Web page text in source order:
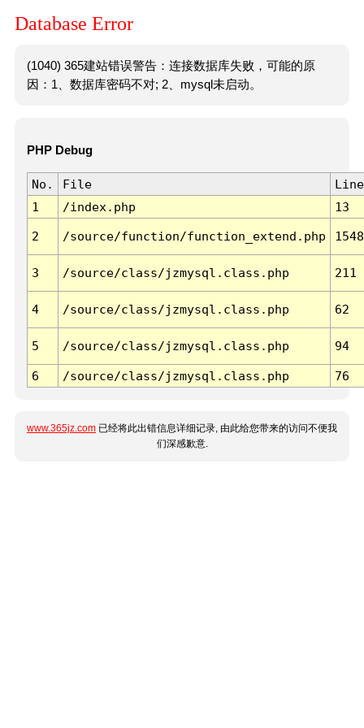
Database Error
(1040) 365建站错误警告：连接数据库失败，可能的原
因：1、数据库密码不对; 2、mysql未启动。
PHP Debug
No. File
Line
1
/index.php 13
2 /source/function/function_extend.php 1548
3 /source/class/jzmysql.class.php 211
4 /source/class/jzmysql.class.php 62
5 /source/class/jzmysql.class.php 94
6 /source/class/jzmysql.class.php 76
www.365jz.com 已经将此出错信息详细记录, 由此给您带来的访问不便我
们深感歉意.